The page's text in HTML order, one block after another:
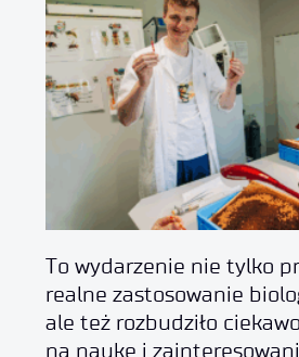
To wydarzenie nie tylko
realne zastosowanie
ale też rozbudziło
na naukę i